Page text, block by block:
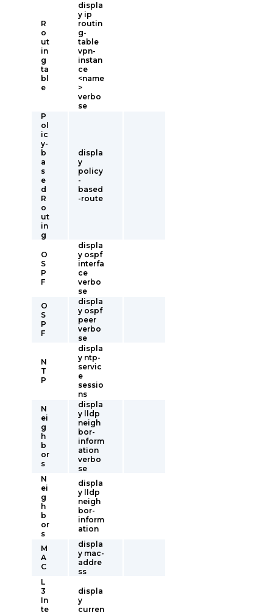
R
o
ut
in
g
ta
bl
e
displa
y ip
routin
g-
table
vpn-
instan
ce
<name
>
verbo
se
P
ol
ic
y-
b
a
s
e
d
R
o
ut
in
g
displa
y
policy
-
based
-route
O
S
P
F
displa
y ospf
interfa
ce
verbo
se
O
S
P
F
displa
y ospf
peer
verbo
se
N
T
P
displa
y ntp-
servic
e
sessio
ns
N
ei
g
h
b
or
s
displa
y lldp
neigh
bor-
inform
ation
verbo
se
N
ei
g
h
b
or
s
displa
y lldp
neigh
bor-
inform
ation
M
A
C
displa
y mac-
addre
ss
L
3
In
te
displa
y
curren